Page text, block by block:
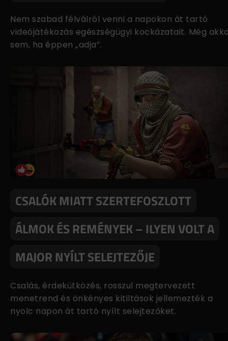
Nem szabad félválról venni a napokon át tartó
videójátékozás egészségügyi kockázatait. Még
sem, ha éppen „adja”.
CSALÓK MIATT SZERTEFOSZLOTT
ÁLMOK ÉS REMÉNYEK – ILYEN VOLT A
MAJOR NYÍLT SELEJTEZŐJE
Csalás, érdekütközés, rosszul megtervezett
menetrend és önkényes kitiltások jellemezték a
nyolc napon át tartó nyílt selejtezőket.